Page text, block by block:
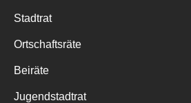
Stadtrat
Ortschaftsräte
Beiräte
Jugendstadtrat